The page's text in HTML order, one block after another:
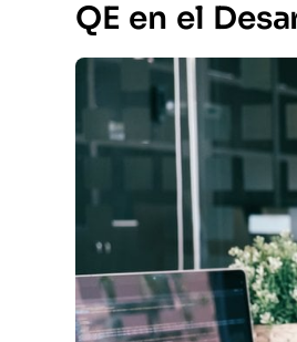
QE en el